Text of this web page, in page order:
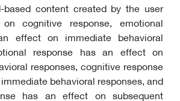
based content created by the user
cognitive response, emotional
effect on immediate behavioral
response has an effect on
responses, cognitive response
behavioral responses, and
has an effect on subsequent